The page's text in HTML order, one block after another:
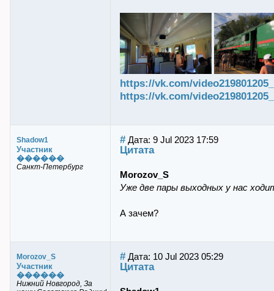
https://vk.com/
https://vk.com/
Shadow1
Участник
������
Санкт-Петербург
#Дата: 9 Jul 2023 17:59
Цитата
Morozov_S
Уже две пары выходных у нас
А зачем?
Morozov_S
Участник
������
Нижний Новгород, За
#Дата: 10 Jul 2023 05:29
Цитата